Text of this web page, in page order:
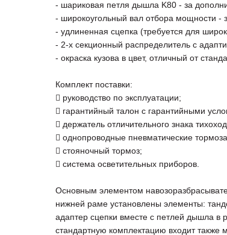
- шариковая петля дышла K80 - за
- широкоугольный вал отбора мощности -
- удлиненная сцепка (требуется для
- 2-х секционный распределитель с
- окраска кузова в цвет, отличный от
Комплект поставки:
 руководство по эксплуатации;
 гарантийный талон с гарантийными
 держатель отличительного знака
 однопроводные пневматические
 стояночный тормоз;
 система осветительных приборов.
Основным элементом
нижней раме установлены элементы:
адаптер сцепки вместе с петлей дышла в
стандартную комплектацию входит также